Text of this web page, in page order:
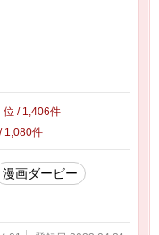
位 / 1,406件
1,080件
漫画ダービー